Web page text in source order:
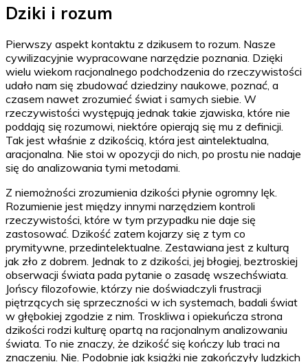
Dziki i rozum
Pierwszy aspekt kontaktu z dzikusem to rozum. Nasze
cywilizacyjnie wypracowane narzędzie poznania. Dzięki
wielu wiekom racjonalnego podchodzenia do rzeczywistości
udało nam się zbudować dziedziny naukowe, poznać, a
czasem nawet zrozumieć świat i samych siebie. W
rzeczywistości występują jednak takie zjawiska, które nie
poddają się rozumowi, niektóre opierają się mu z definicji.
Tak jest właśnie z dzikością, która jest aintelektualna,
aracjonalna. Nie stoi w opozycji do nich, po prostu nie nadaje
się do analizowania tymi metodami.
Z niemożności zrozumienia dzikości płynie ogromny lęk.
Rozumienie jest między innymi narzędziem kontroli
rzeczywistości, które w tym przypadku nie daje się
zastosować. Dzikość zatem kojarzy się z tym co
prymitywne, przedintelektualne. Zestawiana jest z kulturą
jak zło z dobrem. Jednak to z dzikości, jej błogiej, beztroskiej
obserwacji świata pada pytanie o zasadę wszechświata.
Jońscy filozofowie, którzy nie doświadczyli frustracji
piętrzących się sprzeczności w ich systemach, badali świat
w głębokiej zgodzie z nim. Troskliwa i opiekuńcza strona
dzikości rodzi kulturę opartą na racjonalnym analizowaniu
świata. To nie znaczy, że dzikość się kończy lub traci na
znaczeniu. Nie. Podobnie jak książki nie zakończyły ludzkich